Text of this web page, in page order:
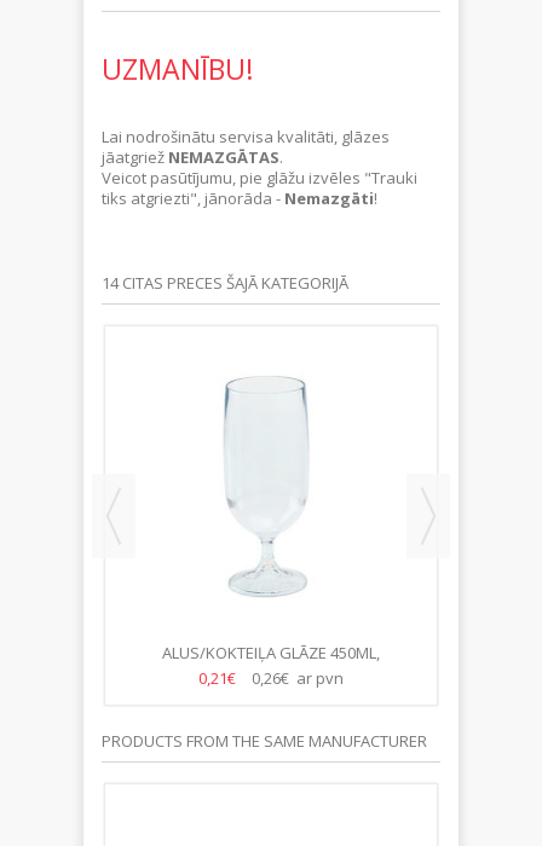
UZMANĪBU!
Lai nodrošinātu servisa kvalitāti, glāzes
jāatgriež NEMAZGĀTAS.
Veicot pasūtījumu, pie glāžu izvēles "Trauki
tiks atgriezti", jānorāda - Nemazgāti!
14 CITAS PRECES ŠAJĀ KATEGORIJĀ
ALUS/KOKTEIĻA GLĀZE 450ML,
PLASTMASA-/32.GB/KASTE/
0,21€ 0,26€ ar pvn
PRODUCTS FROM THE SAME MANUFACTURER